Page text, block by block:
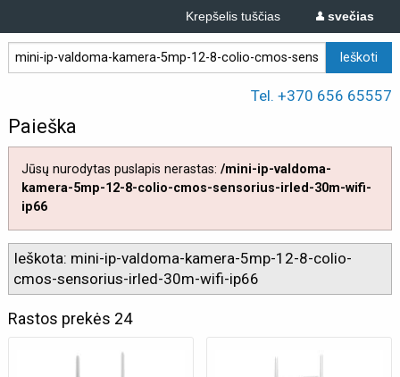
svečias
Krepšelis tuščias
Tel. +370 656 65557
Paieška
Jūsų nurodytas puslapis nerastas:/mini-ip-valdoma-
kamera-5mp-12-8-colio-cmos-sensorius-irled-30m-wifi-
ip66
Ieškota: mini-ip-valdoma-kamera-5mp-12-8-colio-
cmos-sensorius-irled-30m-wifi-ip66
Rastos prekės 24